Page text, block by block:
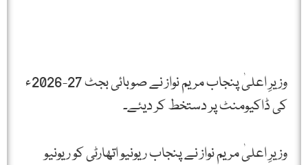
وزیرِ اعلیٰ پنجاب مریم نواز نے صوبائی بجٹ 27-2026ء
کی ڈاکیومنٹ پر دستخط کر دیئے۔
وزیرِ اعلیٰ مریم نواز نے پنجاب ریونیو اتھارٹی کو ریونیو